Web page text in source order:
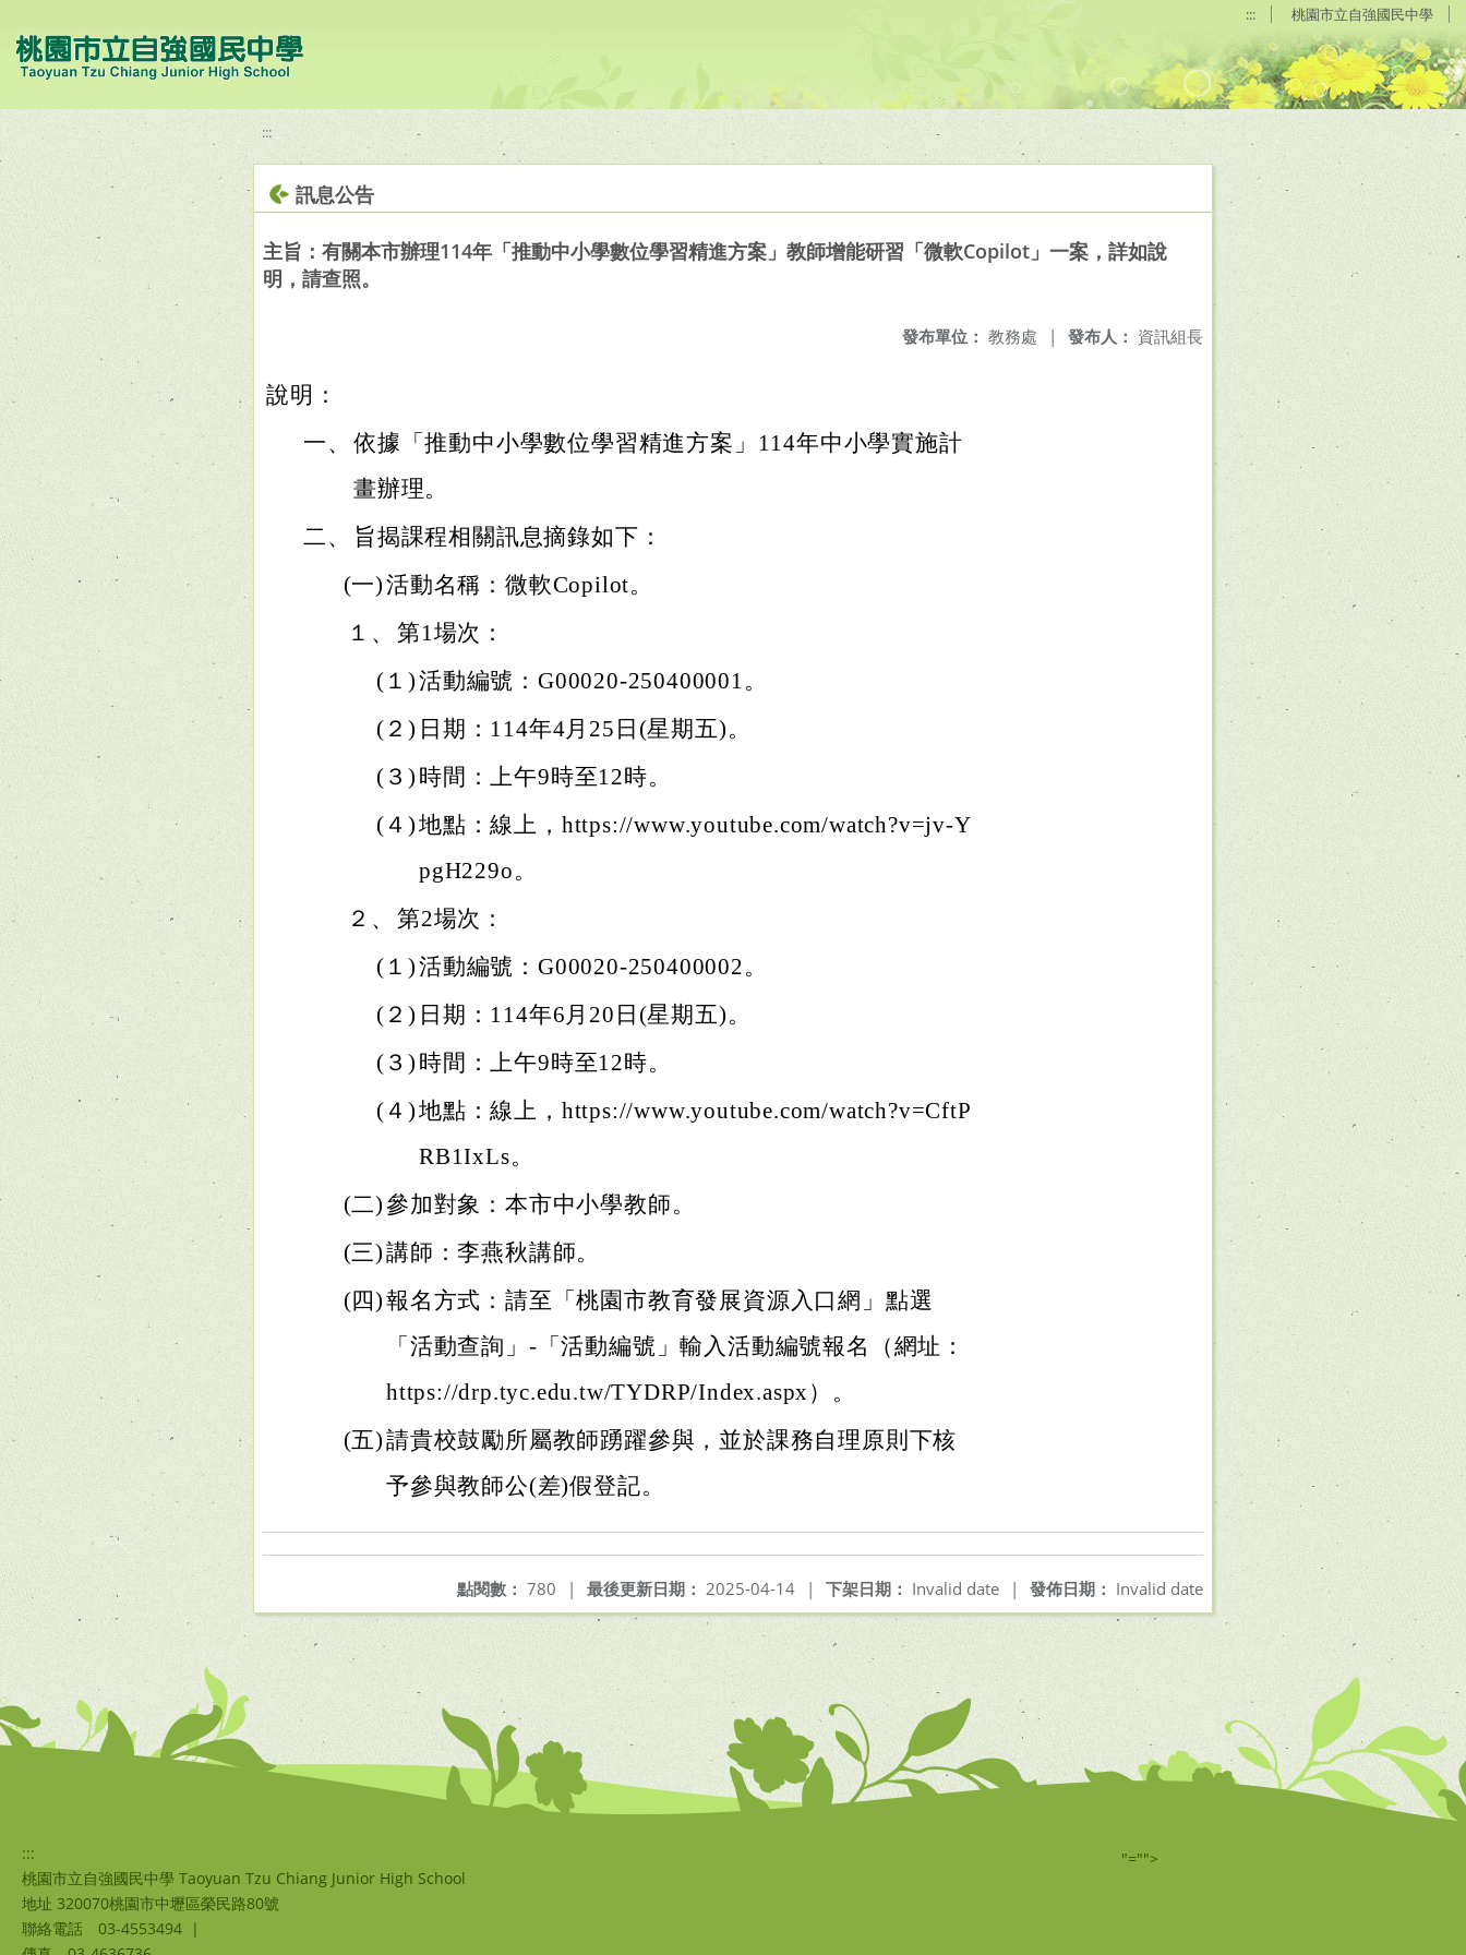
::: 桃園市立自強國民中學
:::
訊息公告
主旨：有關本市辦理114年「推動中小學數位學習精進方案」教師增能研習「微軟Copilot」一案，詳如說
明，請查照。
發布人： 資訊組長
發布單位： 教務處 |
說明：
一、 依據「推動中小學數位學習精進方案」114年中小學實施計
畫辦理。
二、
旨揭課程相關訊息摘錄如下：
(一)活動名稱：微軟Copilot。
１、 第1場次：
(１)活動編號：G00020-250400001。
(２) 日期：114年4月25日(星期五)。
(３) 時間：上午9時至12時。
(４)地點：線上，https://www.youtube.com/watch?v=jv-Y
pgH229o。
２、 第2場次：
(１)活動編號：G00020-250400002。
(２) 日期：114年6月20日(星期五)。
(３) 時間：上午9時至12時。
(４)地點：線上，https://www.youtube.com/watch?v=CftP
RB1IxLs。
(二)參加對象：本市中小學教師。
(三)講師：李燕秋講師。
(四)報名方式：請至「桃園市教育發展資源入口網」點選
「活動查詢」-「活動編號」輸入活動編號報名（網址：
https://drp.tyc.edu.tw/TYDRP/Index.aspx）。
(五)請貴校鼓勵所屬教師踴躍參與，並於課務自理原則下核
予參與教師公(差)假登記。
發佈日期： Invalid date
下架日期： Invalid date |
最後更新日期： 2025-04-14 |
點閱數： 780 |
:::
桃園市立自強國民中學 Taoyuan Tzu Chiang Junior High School
地址 320070桃園市中壢區榮民路80號
聯絡電話
03-4553494 |
"="">